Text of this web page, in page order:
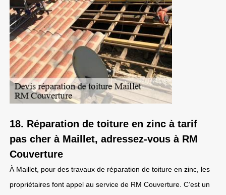
18. Réparation de toiture en zinc à tarif
pas cher à Maillet, adressez-vous à RM
Couverture
À Maillet, pour des travaux de réparation de toiture en zinc, les
propriétaires font appel au service de RM Couverture. C’est un